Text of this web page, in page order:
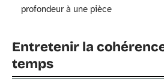
profondeur à une pièce
Entretenir la
temps